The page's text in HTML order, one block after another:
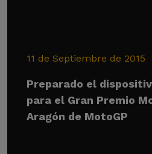
11 de Septiembre de 2015
Preparado el
para el Gran Premio
Aragón de MotoGP